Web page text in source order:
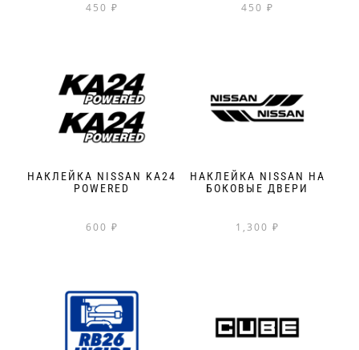
450 ₽ 450 ₽
НАКЛЕЙКА NISSAN KA24
POWERED
600 ₽
НАКЛЕЙКА NISSAN НА
БОКОВЫЕ ДВЕРИ
1,300 ₽